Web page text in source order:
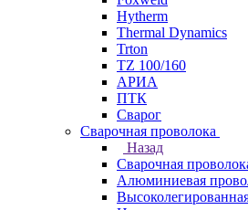
Hytherm
Thermal Dynamics
Trton
TZ 100/160
АРИА
ПТК
Сварог
Сварочная проволока
Назад
Сварочная
Алюминиевая